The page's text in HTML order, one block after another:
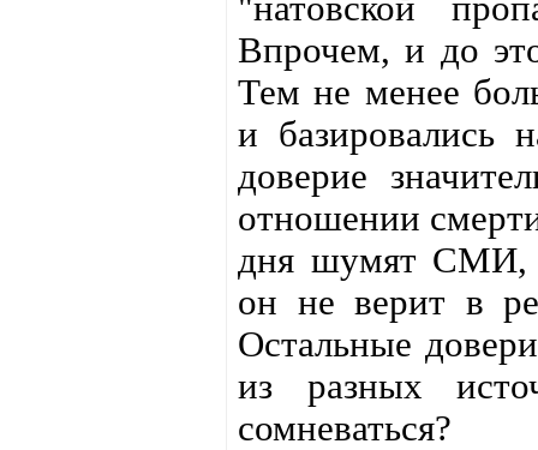
"натовской
Впрочем, и до
Тем не менее
и базировались
доверие
отношении
дня шумят СМИ,
он не верит в
Остальные
из разных
сомневаться?